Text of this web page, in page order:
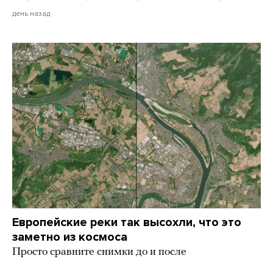
день назад
Европейские реки так высохли, что это
заметно из космоса
Просто сравните снимки до и после